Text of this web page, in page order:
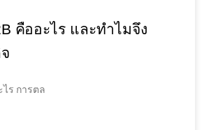
คืออะไร และทำไมจึง
ไร การตล